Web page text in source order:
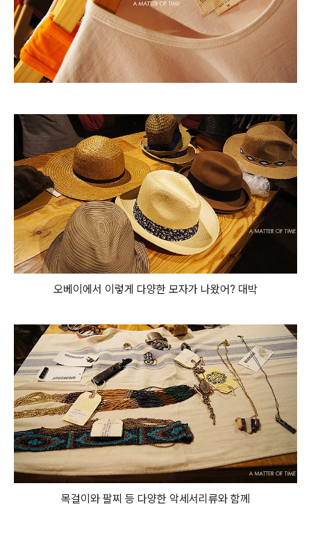
오베이에서 이렇게 다양한 모자가 나왔어? 대박
목걸이와 팔찌 등 다양한 악세서리류와 함께